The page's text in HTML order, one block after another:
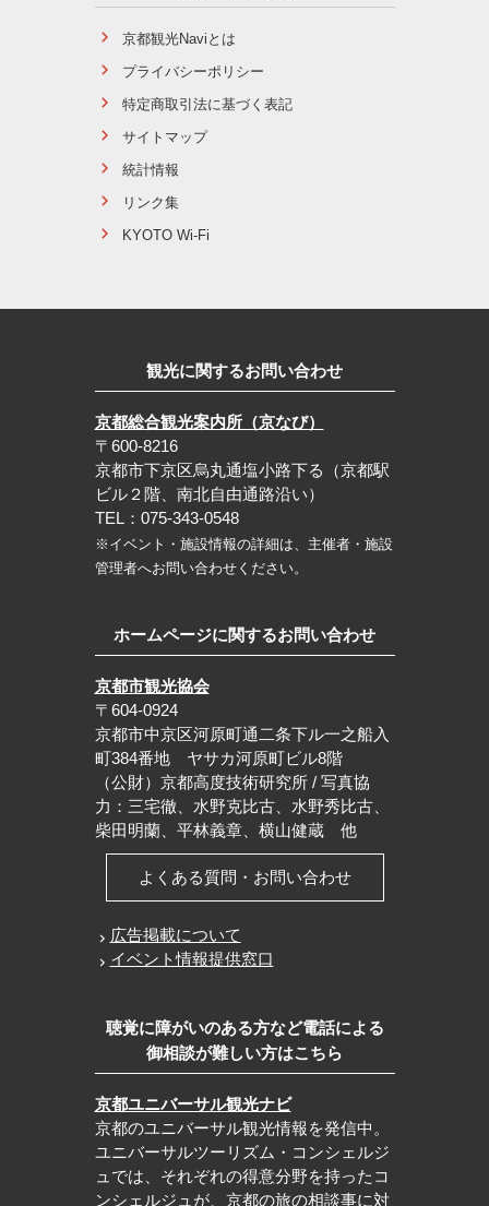
京都観光Naviとは
プライバシーポリシー
特定商取引法に基づく表記
サイトマップ
統計情報
リンク集
KYOTO Wi-Fi
観光に関するお問い合わせ
京都総合観光案内所（京なび）
〒600-8216
京都市下京区烏丸通塩小路下る（京都駅
ビル２階、南北自由通路沿い）
TEL：075-343-0548
※イベント・施設情報の詳細は、主催者・施設
管理者へお問い合わせください。
ホームページに関するお問い合わせ
京都市観光協会
〒604-0924
京都市中京区河原町通二条下ル一之船入
町384番地 ヤサカ河原町ビル8階
（公財）京都高度技術研究所 / 写真協
力：三宅徹、水野克比古、水野秀比古、
柴田明蘭、平林義章、横山健蔵 他
よくある質問・お問い合わせ
広告掲載について
イベント情報提供窓口
聴覚に障がいのある方など電話による
御相談が難しい方はこちら
京都ユニバーサル観光ナビ
京都のユニバーサル観光情報を発信中。
ユニバーサルツーリズム・コンシェルジ
ュでは、それぞれの得意分野を持ったコ
ンシェルジュが、京都の旅の相談事に対